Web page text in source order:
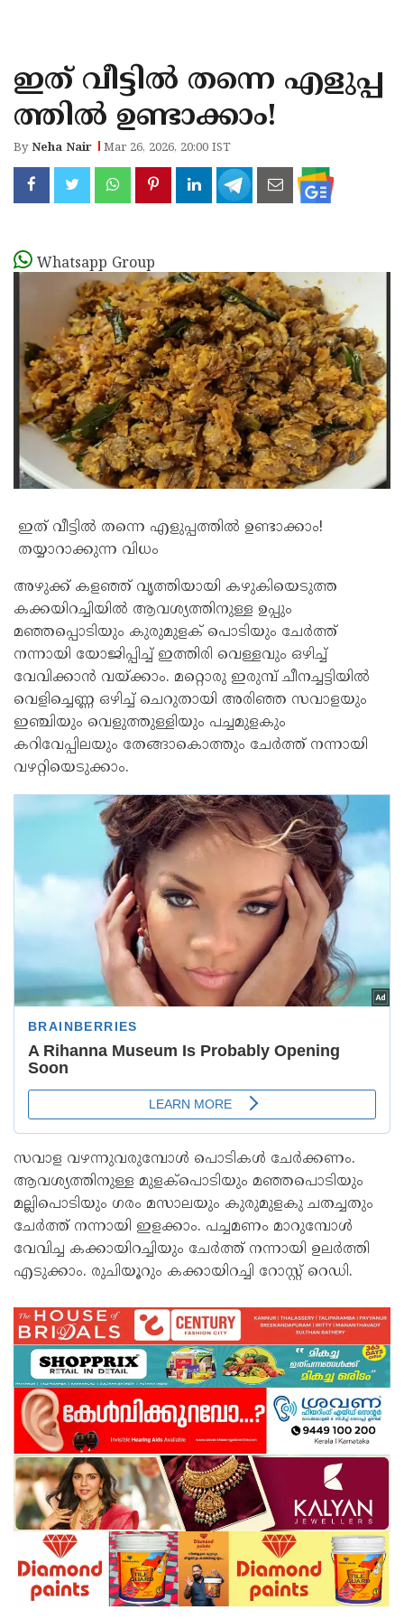
KANNUR
KASARAGOD
ഇത് വീട്ടിൽ തന്നെ എളുപ്പ
ത്തിൽ ഉണ്ടാക്കാം!
ByNeha Nair Mar 26, 2026, 20:00 IST
Whatsapp Group
ഇത് വീട്ടിൽ തന്നെ എളുപ്പത്തിൽ ഉണ്ടാക്കാം!
തയ്യാറാക്കുന്ന വിധം
അഴുക്ക് കളഞ്ഞ് വൃത്തിയായി കഴുകിയെടുത്ത
കക്കയിറച്ചിയിൽ ആവശ്യത്തിനുള്ള ഉപ്പും
മഞ്ഞപ്പൊടിയും കുരുമുളക് പൊടിയും ചേർത്ത്
നന്നായി യോ‍ജിപ്പിച്ച് ഇത്തിരി വെള്ളവും ഒഴിച്ച്
വേവിക്കാൻ വയ്ക്കാം. മറ്റൊരു ഇരുമ്പ് ചീനച്ചട്ടിയിൽ
വെളിച്ചെണ്ണ ഒഴിച്ച് ചെറുതായി അരിഞ്ഞ സവാളയും
ഇഞ്ചിയും വെളുത്തുള്ളിയും പച്ചമുളകും
കറിവേപ്പിലയും തേങ്ങാകൊത്തും ചേർത്ത് നന്നായി
വഴറ്റിയെടുക്കാം.
സവാള വഴന്നുവരുമ്പോൾ പൊടികൾ ചേർക്കണം.
ആവശ്യത്തിനുള്ള മുളക്പൊടിയും മഞ്ഞപൊടിയും
മല്ലിപൊടിയും ഗരം മസാലയും കുരുമുളകു ചതച്ചതും
ചേർത്ത് നന്നായി ഇളക്കാം. പച്ചമണം മാറുമ്പോൾ
വേവിച്ച കക്കായിറച്ചിയും ചേർത്ത് നന്നായി ഉലർത്തി
എടുക്കാം. രുചിയൂറും കക്കായിറച്ചി റോസ്റ്റ് റെഡി.